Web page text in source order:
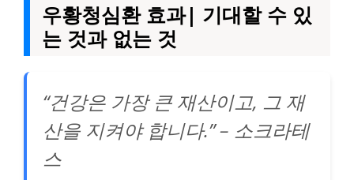
우황청심환 효과| 기대할 수 있
는 것과 없는 것
“건강은 가장 큰 재산이고, 그 재
산을 지켜야 합니다.” – 소크라테
스